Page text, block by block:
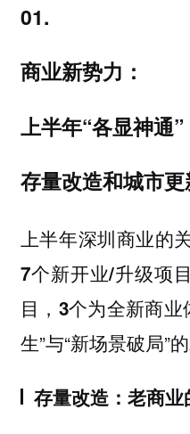
01.
商业新势力：
上半年“各显神通”
存量改造和城市
上半年深圳商业的
7个新开业/升级项
目，3个为全新商业
生”与“新场景破局”
存量改造：老商